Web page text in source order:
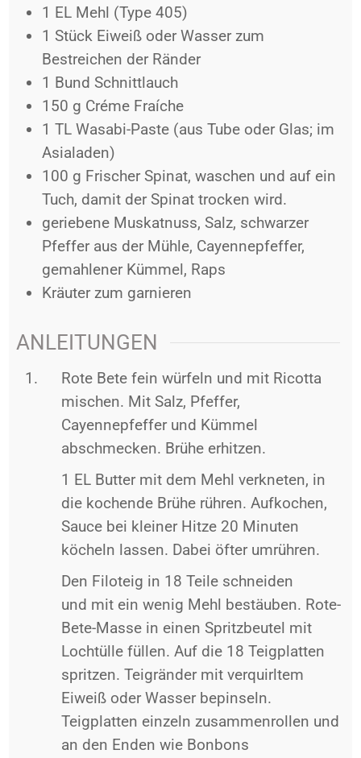
1 EL Mehl (Type 405)
1 Stück Eiweiß oder Wasser zum
Bestreichen der Ränder
1 Bund Schnittlauch
150 g Créme Fraíche
1 TL Wasabi-Paste (aus Tube oder Glas; im
Asialaden)
100 g Frischer Spinat, waschen und auf ein
Tuch, damit der Spinat trocken wird.
geriebene Muskatnuss, Salz, schwarzer
Pfeffer aus der Mühle, Cayennepfeffer,
gemahlener Kümmel, Raps
Kräuter zum garnieren
ANLEITUNGEN
Rote Bete fein würfeln und mit Ricotta
mischen. Mit Salz, Pfeffer,
Cayennepfeffer und Kümmel
abschmecken. Brühe erhitzen.
1 EL Butter mit dem Mehl verkneten, in
die kochende Brühe rühren. Aufkochen,
Sauce bei kleiner Hitze 20 Minuten
köcheln lassen. Dabei öfter umrühren.
Den Filoteig in 18 Teile schneiden
und mit ein wenig Mehl bestäuben. Rote-
Bete-Masse in einen Spritzbeutel mit
Lochtülle füllen. Auf die 18 Teigplatten
spritzen. Teigränder mit verquirltem
Eiweiß oder Wasser bepinseln.
Teigplatten einzeln zusammenrollen und
an den Enden wie Bonbons